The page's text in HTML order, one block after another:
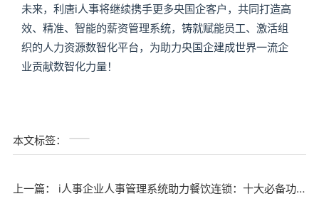
未来，利唐i人事将继续携手更多央国企客户，共同打造高
效、精准、智能的薪资管理系统，铸就赋能员工、激活组
织的人力资源数智化平台，为助力央国企建成世界一流企
业贡献数智化力量！
本文标签：
上一篇： i人事企业人事管理系统助力餐饮连锁：十大必备功能全解析